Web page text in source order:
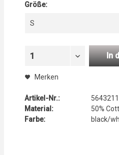
Größe:
S
1 In
Merken
Artikel-Nr.:
Material:
50%
Farbe:
black/